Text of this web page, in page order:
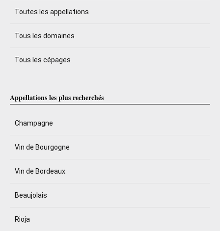
Toutes les appellations
Tous les domaines
Tous les cépages
Appellations les plus recherchés
Champagne
Vin de Bourgogne
Vin de Bordeaux
Beaujolais
Rioja